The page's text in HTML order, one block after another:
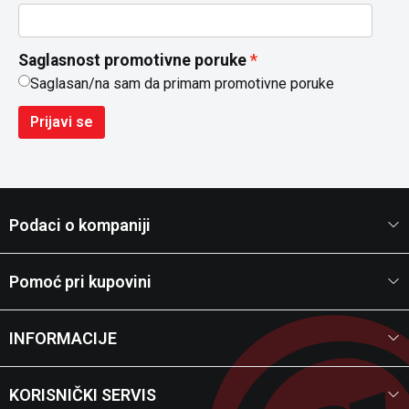
Saglasnost promotivne poruke
Saglasan/na sam da primam promotivne poruke
Prijavi se
Podaci o kompaniji
Pomoć pri kupovini
INFORMACIJE
KORISNIČKI SERVIS